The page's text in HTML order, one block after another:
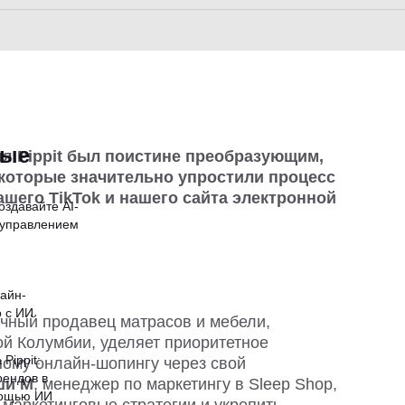
Pippit был поистине преобразующим,
значительно упростили процесс
TikTok и нашего сайта электронной
продавец матрасов и мебели,
Колумбии, уделяет приоритетное
онлайн-шопингу через свой
М, менеджер по маркетингу в Sleep Shop,
AI-
с ИИ
Pippit:
в
ИИ